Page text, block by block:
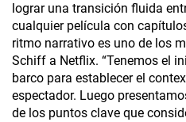
lograr una transición fluida
cualquier película con
ritmo narrativo es uno de los
Schiff a Netflix. “Tenemos el
barco para establecer el
espectador. Luego
de los puntos clave que